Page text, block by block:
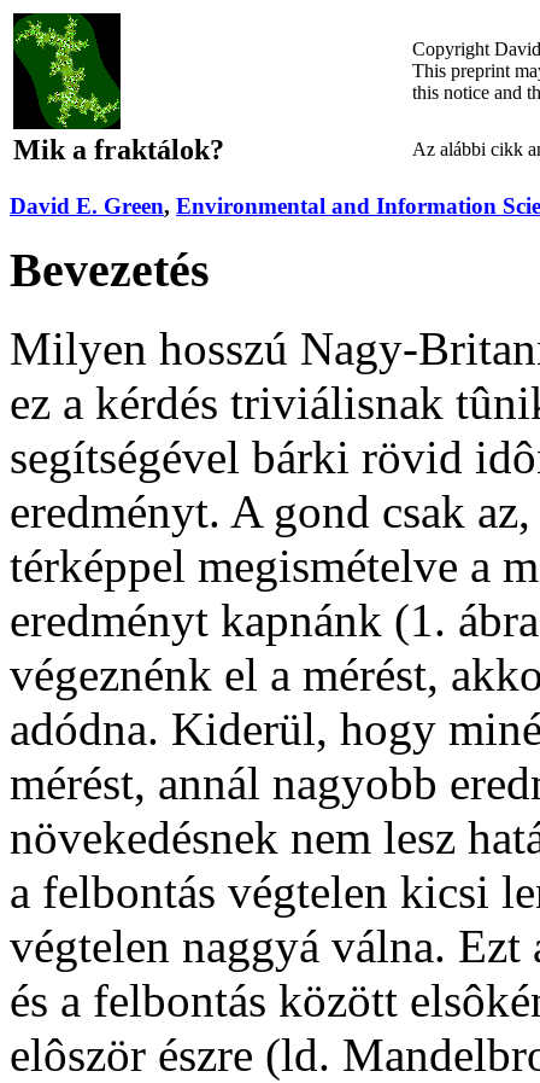
Copyright
This preprint
this notice and
Mik a fraktálok? Az alábbi cikk
David E. Green, Environmental and Information
Bevezetés
Milyen hosszú Nagy-
ez a kérdés triviálisnak
segítségével bárki rövid
eredményt. A gond csak
térképpel megismételve a
eredményt kapnánk (1.
végeznénk el a mérést,
adódna. Kiderül, hogy
mérést, annál nagyobb
növekedésnek nem lesz
a felbontás végtelen kicsi
végtelen naggyá válna. Ezt
és a felbontás között
elôször észre (ld.